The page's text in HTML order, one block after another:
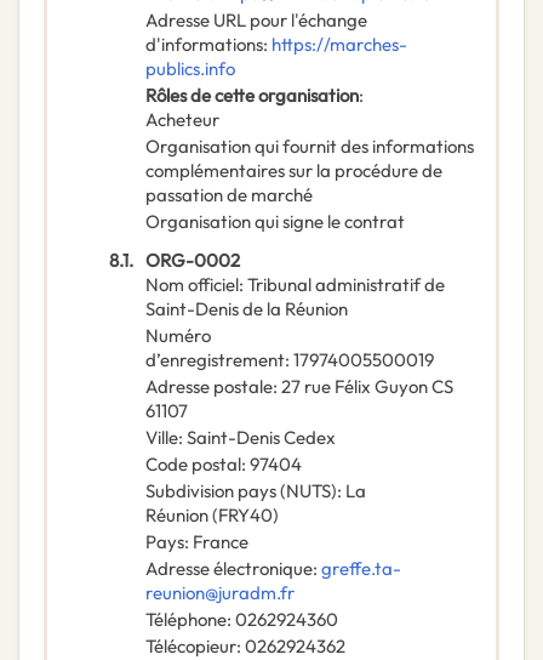
Adresse URL pour l'échange
d'informations: https://marches-
publics.info
Rôles de cette organisation:
Acheteur
Organisation qui fournit des informations
complémentaires sur la procédure de
passation de marché
Organisation qui signe le contrat
8.1. ORG-0002
Nom officiel: Tribunal administratif de
Saint-Denis de la Réunion
Numéro
d’enregistrement: 17974005500019
Adresse postale: 27 rue Félix Guyon CS
61107
Ville: Saint-Denis Cedex
Code postal: 97404
Subdivision pays (NUTS): La
Réunion(FRY40)
Pays: France
Adresse électronique: greffe.ta-
reunion@juradm.fr
Téléphone: 0262924360
Télécopieur: 0262924362